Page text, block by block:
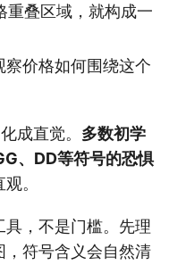
重叠区域，就构成一
察价格如何围绕这个
成直觉。 多数初学
、DD等符号的恐惧
。
，不是门槛。先理
符号含义会自然清